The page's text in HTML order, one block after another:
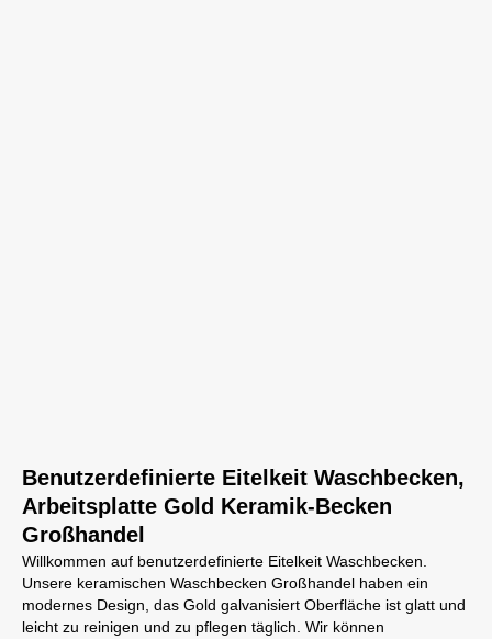
Benutzerdefinierte Eitelkeit Waschbecken,
Arbeitsplatte Gold Keramik-Becken
Großhandel
Willkommen auf benutzerdefinierte Eitelkeit Waschbecken.
Unsere keramischen Waschbecken Großhandel haben ein
modernes Design, das Gold galvanisiert Oberfläche ist glatt und
leicht zu reinigen und zu pflegen täglich. Wir können